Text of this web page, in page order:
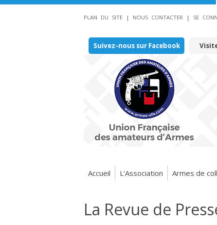
PLAN DU SITE | NOUS CONTACTER | SE
Suivez-nous sur Facebook
Accueil L'Association Armes de
La Revue de